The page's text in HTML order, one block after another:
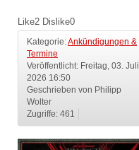
Like2 Dislike0
Kategorie:Ankündigungen &
Termine
Veröffentlicht: Freitag, 03. Juli
2026 16:50
Geschrieben von Philipp
Wolter
Zugriffe: 461